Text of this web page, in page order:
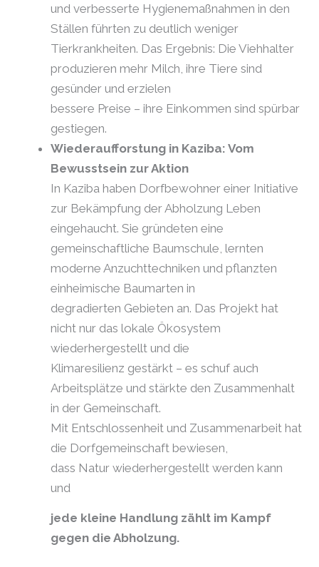
und verbesserte Hygienemaßnahmen in den
Ställen führten zu deutlich weniger
Tierkrankheiten. Das Ergebnis: Die Viehhalter
produzieren mehr Milch, ihre Tiere sind
gesünder und erzielen
bessere Preise – ihre Einkommen sind spürbar
gestiegen.
Wiederaufforstung in Kaziba: Vom
Bewusstsein zur Aktion
In Kaziba haben Dorfbewohner einer Initiative
zur Bekämpfung der Abholzung Leben
eingehaucht. Sie gründeten eine
gemeinschaftliche Baumschule, lernten
moderne Anzuchttechniken und pflanzten
einheimische Baumarten in
degradierten Gebieten an. Das Projekt hat
nicht nur das lokale Ökosystem
wiederhergestellt und die
Klimaresilienz gestärkt – es schuf auch
Arbeitsplätze und stärkte den Zusammenhalt
in der Gemeinschaft.
Mit Entschlossenheit und Zusammenarbeit hat
die Dorfgemeinschaft bewiesen,
dass Natur wiederhergestellt werden kann
und
jede kleine Handlung zählt im Kampf
gegen die Abholzung.